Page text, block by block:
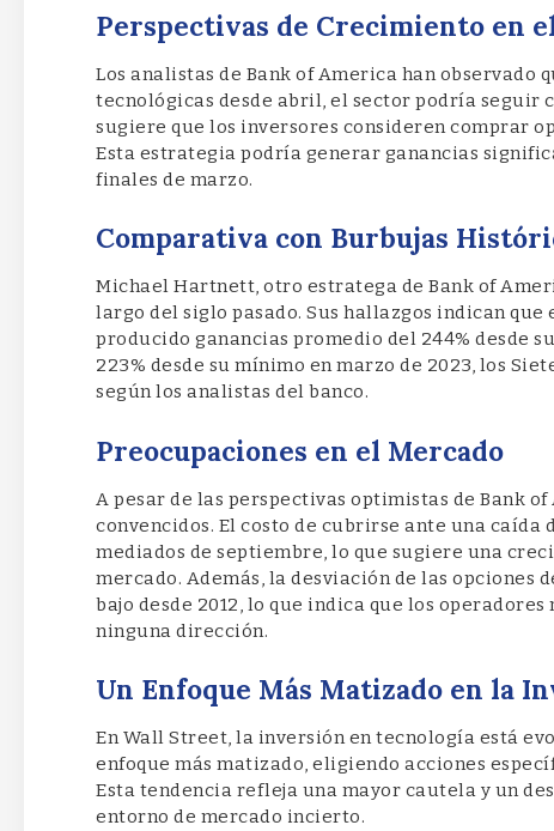
Perspectivas de Crecimiento en
Los analistas de Bank of America han observado
tecnológicas desde abril, el sector podría seguir
sugiere que los inversores consideren comprar
Esta estrategia podría generar ganancias
finales de marzo.
Comparativa con Burbujas
Michael Hartnett, otro estratega de Bank of
largo del siglo pasado. Sus hallazgos indican
producido ganancias promedio del 244% desde
223% desde su mínimo en marzo de 2023, los
según los analistas del banco.
Preocupaciones en el Mercado
A pesar de las perspectivas optimistas de Bank
convencidos. El costo de cubrirse ante una caída
mediados de septiembre, lo que sugiere una
mercado. Además, la desviación de las opciones
bajo desde 2012, lo que indica que los
ninguna dirección.
Un Enfoque Más Matizado en la
En Wall Street, la inversión en tecnología está
enfoque más matizado, eligiendo acciones
Esta tendencia refleja una mayor cautela y un
entorno de mercado incierto.